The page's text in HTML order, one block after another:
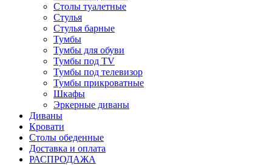
Столы туалетные
Стулья
Стулья барные
Тумбы
Тумбы для обуви
Тумбы под TV
Тумбы под телевизор
Тумбы прикроватные
Шкафы
Эркерные диваны
Диваны
Кровати
Столы обеденные
Доставка и оплата
РАСПРОДАЖА